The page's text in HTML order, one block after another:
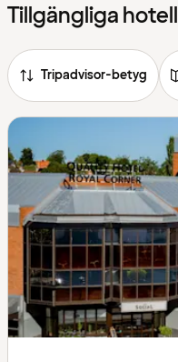
Tillgängliga hotell
Tripadvisor-betyg